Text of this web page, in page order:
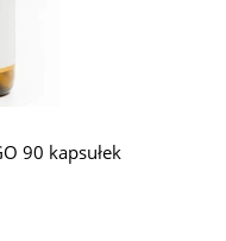
90 kapsułek